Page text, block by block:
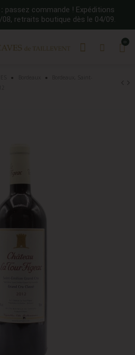
passez commande ! Expéditions
retraits boutique dès le 04/09.